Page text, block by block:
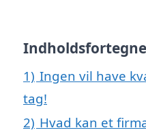
1) Ingen vil have
tag!
2) Hvad kan et